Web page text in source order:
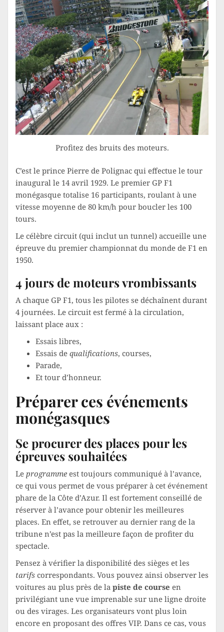
Profitez des bruits des moteurs.
C’est le prince Pierre de Polignac qui effectue le tour
inaugural le 14 avril 1929. Le premier GP F1
monégasque totalise 16 participants, roulant à une
vitesse moyenne de 80 km/h pour boucler les 100
tours.
Le célèbre circuit (qui inclut un tunnel) accueille une
épreuve du premier championnat du monde de F1 en
1950.
4 jours de moteurs vrombissants
A chaque GP F1, tous les pilotes se déchaînent durant
4 journées. Le circuit est fermé à la circulation,
laissant place aux :
Essais libres,
Essais de qualifications, courses,
Parade,
Et tour d’honneur.
Préparer ces événements
monégasques
Se procurer des places pour les
épreuves souhaitées
Le programme est toujours communiqué à l’avance,
ce qui vous permet de vous préparer à cet événement
phare de la Côte d’Azur. Il est fortement conseillé de
réserver à l’avance pour obtenir les meilleures
places. En effet, se retrouver au dernier rang de la
tribune n’est pas la meilleure façon de profiter du
spectacle.
Pensez à vérifier la disponibilité des sièges et les
tarifs correspondants. Vous pouvez ainsi observer les
voitures au plus près de la piste de course en
privilégiant une vue imprenable sur une ligne droite
ou des virages. Les organisateurs vont plus loin
encore en proposant des offres VIP. Dans ce cas, vous